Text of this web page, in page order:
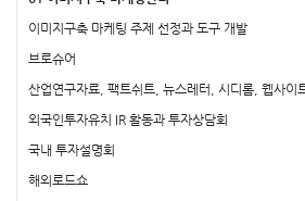
이미지구축 마케팅 주제 선정과 도구 개발
브로슈어
산업연구자료, 팩트쉬트, 뉴스레터, 시디롬, 웹사이
외국인투자유치 IR 활동과 투자상담회
국내 투자설명회
해외로드쇼